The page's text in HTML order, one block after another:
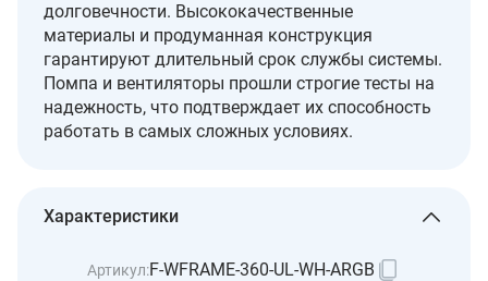
долговечности. Высококачественные
материалы и продуманная конструкция
гарантируют длительный срок службы системы.
Помпа и вентиляторы прошли строгие тесты на
надежность, что подтверждает их способность
работать в самых сложных условиях.
Характеристики
Артикул:F-WFRAME-360-UL-WH-ARGB